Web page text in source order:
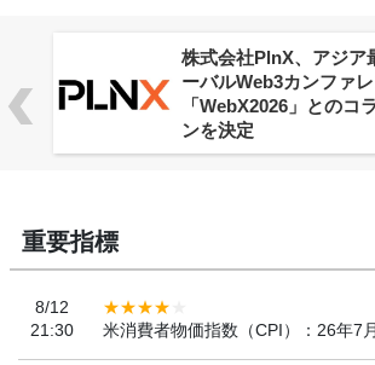
株式会社PlnX、アジア
ーバルWeb3カンファ
「WebX2026」とのコ
ンを決定
重要指標
8/12
21:30
米消費者物価指数（CPI）：26年7